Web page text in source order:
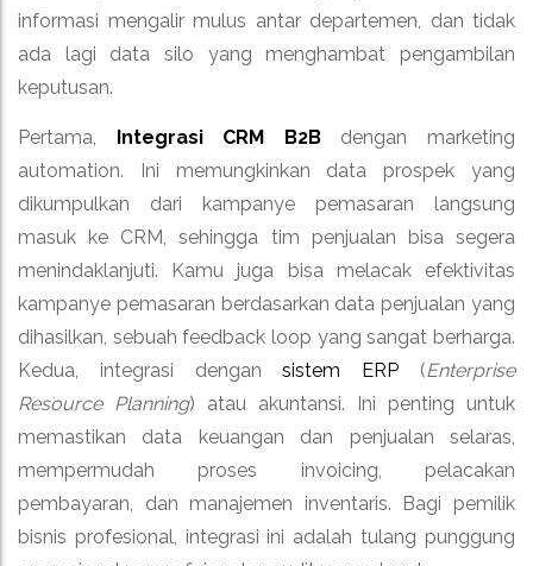
informasi mengalir mulus antar departemen, dan tidak
ada lagi data silo yang menghambat pengambilan
keputusan.
Pertama, Integrasi CRM B2Bdengan marketing
automation. Ini memungkinkan data prospek yang
dikumpulkan dari kampanye pemasaran langsung
masuk ke CRM, sehingga tim penjualan bisa segera
menindaklanjuti. Kamu juga bisa melacak efektivitas
kampanye pemasaran berdasarkan data penjualan yang
dihasilkan, sebuah feedback loop yang sangat berharga.
Kedua, integrasi dengansistem ERP (Enterprise
Resource Planning) atau akuntansi. Ini penting untuk
memastikan data keuangan dan penjualan selaras,
mempermudah proses invoicing, pelacakan
pembayaran, dan manajemen inventaris. Bagi pemilik
bisnis profesional, integrasi ini adalah tulang punggung